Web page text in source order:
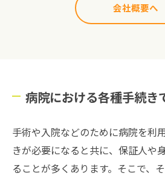
会社概要へ
病院における各種手続き
手術や入院などのために病院を利
きが必要になると共に、保証人や
ることが多くあります。そこで、